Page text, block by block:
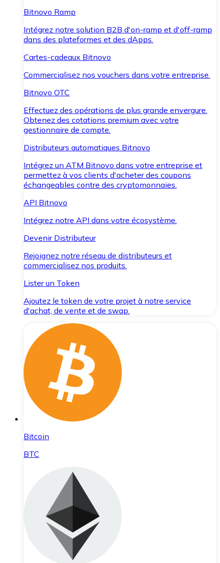
Bitnovo Ramp
Intégrez notre solution B2B d'on-ramp et d'off-ramp
dans des plateformes et des dApps.
Cartes-cadeaux Bitnovo
Commercialisez nos vouchers dans votre entreprise.
Bitnovo OTC
Effectuez des opérations de plus grande envergure.
Obtenez des cotations premium avec votre
gestionnaire de compte.
Distributeurs automatiques Bitnovo
Intégrez un ATM Bitnovo dans votre entreprise et
permettez à vos clients d'acheter des coupons
échangeables contre des cryptomonnaies.
API Bitnovo
Intégrez notre API dans votre écosystème.
Devenir Distributeur
Rejoignez notre réseau de distributeurs et
commercialisez nos produits.
Lister un Token
Ajoutez le token de votre projet à notre service
d'achat, de vente et de swap.
Bitcoin
BTC